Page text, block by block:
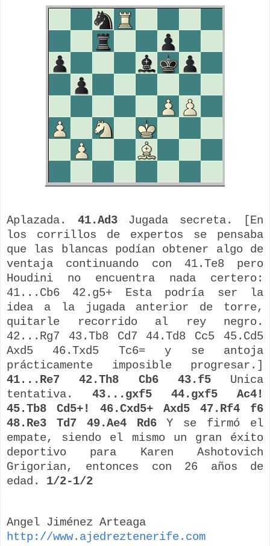
Aplazada. 41.Ad3 Jugada secreta. [En
los corrillos de expertos se pensaba
que las blancas podían obtener algo de
ventaja continuando con 41.Te8 pero
Houdini no encuentra nada certero:
41...Cb6 42.g5+ Esta podría ser la
idea a la jugada anterior de torre,
quitarle recorrido al rey negro.
42...Rg7 43.Tb8 Cd7 44.Td8 Cc5 45.Cd5
Axd5 46.Txd5 Tc6= y se antoja
prácticamente imposible progresar.]
41...Re7 42.Th8 Cb6 43.f5 Unica
tentativa. 43...gxf5 44.gxf5 Ac4!
45.Tb8 Cd5+! 46.Cxd5+ Axd5 47.Rf4 f6
48.Re3 Td7 49.Ae4 Rd6Y se firmó el
empate, siendo el mismo un gran éxito
deportivo para Karen Ashotovich
Grigorian, entonces con 26 años de
edad.
1/2-1/2
Angel Jiménez Arteaga
http://www.ajedreztenerife.com